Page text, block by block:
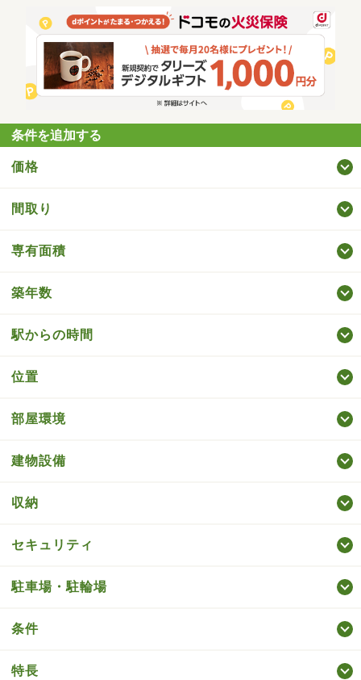
条件を追加する
価格
間取り
専有面積
築年数
駅からの時間
位置
部屋環境
建物設備
収納
セキュリティ
駐車場・駐輪場
条件
特長